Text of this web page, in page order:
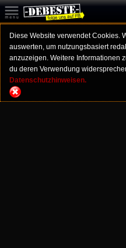
Diese Website verwendet Cookies.
auswerten, um nutzungsbasiert
anzuzeigen. Weitere Informationen
du deren Verwendung
Datenschutzhinweisen.